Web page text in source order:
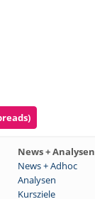
News + Analysen
News + Adhoc
Analysen
Kursziele